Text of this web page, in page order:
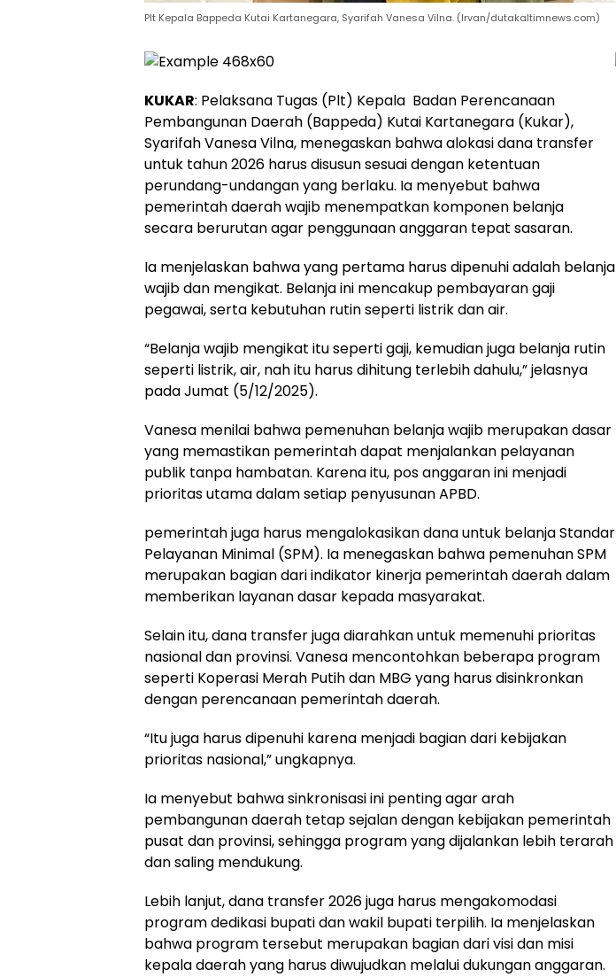
Plt Kepala Bappeda Kutai Kartanegara, Syarifah Vanesa Vilna. (Irvan/dutakaltimnews.com)
KUKAR: Pelaksana Tugas (Plt) Kepala Badan Perencanaan
Pembangunan Daerah (Bappeda) Kutai Kartanegara (Kukar),
Syarifah Vanesa Vilna, menegaskan bahwa alokasi dana transfer
untuk tahun 2026 harus disusun sesuai dengan ketentuan
perundang-undangan yang berlaku. Ia menyebut bahwa
pemerintah daerah wajib menempatkan komponen belanja
secara berurutan agar penggunaan anggaran tepat sasaran.
Ia menjelaskan bahwa yang pertama harus dipenuhi adalah belanja
wajib dan mengikat. Belanja ini mencakup pembayaran gaji
pegawai, serta kebutuhan rutin seperti listrik dan air.
“Belanja wajib mengikat itu seperti gaji, kemudian juga belanja rutin
seperti listrik, air, nah itu harus dihitung terlebih dahulu,” jelasnya
pada Jumat (5/12/2025).
Vanesa menilai bahwa pemenuhan belanja wajib merupakan dasar
yang memastikan pemerintah dapat menjalankan pelayanan
publik tanpa hambatan. Karena itu, pos anggaran ini menjadi
prioritas utama dalam setiap penyusunan APBD.
pemerintah juga harus mengalokasikan dana untuk belanja Standar
Pelayanan Minimal (SPM). Ia menegaskan bahwa pemenuhan SPM
merupakan bagian dari indikator kinerja pemerintah daerah dalam
memberikan layanan dasar kepada masyarakat.
Selain itu, dana transfer juga diarahkan untuk memenuhi prioritas
nasional dan provinsi. Vanesa mencontohkan beberapa program
seperti Koperasi Merah Putih dan MBG yang harus disinkronkan
dengan perencanaan pemerintah daerah.
“Itu juga harus dipenuhi karena menjadi bagian dari kebijakan
prioritas nasional,” ungkapnya.
Ia menyebut bahwa sinkronisasi ini penting agar arah
pembangunan daerah tetap sejalan dengan kebijakan pemerintah
pusat dan provinsi, sehingga program yang dijalankan lebih terarah
dan saling mendukung.
Lebih lanjut, dana transfer 2026 juga harus mengakomodasi
program dedikasi bupati dan wakil bupati terpilih. Ia menjelaskan
bahwa program tersebut merupakan bagian dari visi dan misi
kepala daerah yang harus diwujudkan melalui dukungan anggaran.